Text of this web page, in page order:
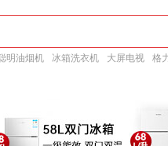
明油烟机 冰箱洗衣机 大屏电视 格